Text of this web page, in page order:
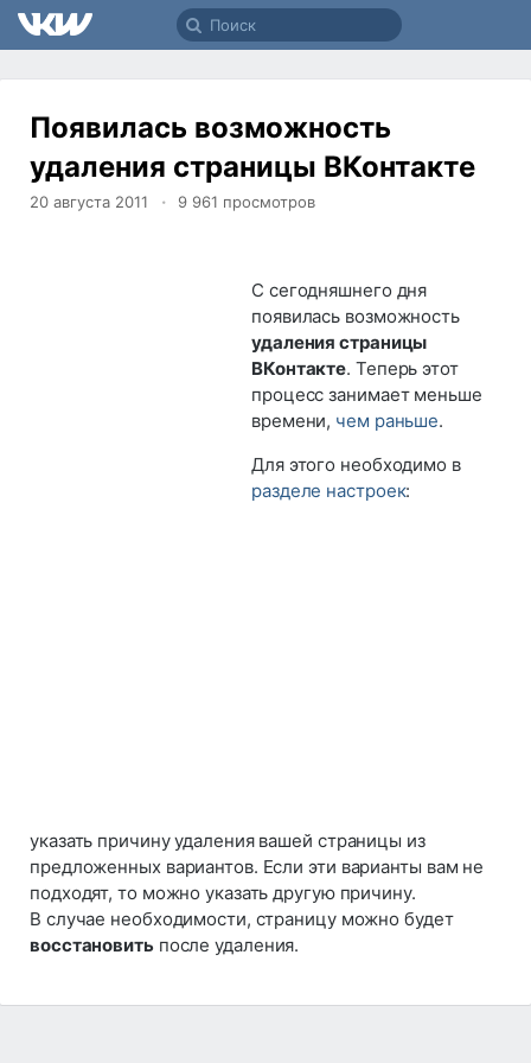
Появилась возможность
удаления страницы ВКонтакте
20 августа 2011 9 961 просмотров
С сегодняшнего дня
появилась возможность
удаления страницы
ВКонтакте. Теперь этот
процесс занимает меньше
времени, чем раньше.
Для этого необходимо в
разделе настроек:
указать причину удаления вашей страницы из
предложенных вариантов. Если эти варианты вам не
подходят, то можно указать другую причину.
В случае необходимости, страницу можно будет
восстановитьпосле удаления.